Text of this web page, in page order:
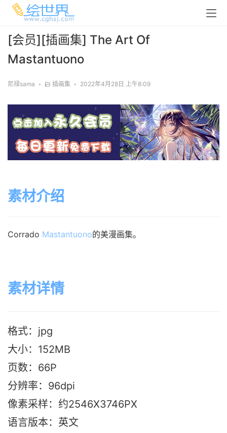
[会员][插画集] The Art Of
Mastantuono
尼禄sama • 插画集 • 2022年4月28日 上午8:09
素材介绍
Corrado Mastantuono的美漫画集。
素材详情
格式：jpg
大小：152MB
页数：66P
分辨率：96dpi
像素采样：约2546X3746PX
语言版本：英文